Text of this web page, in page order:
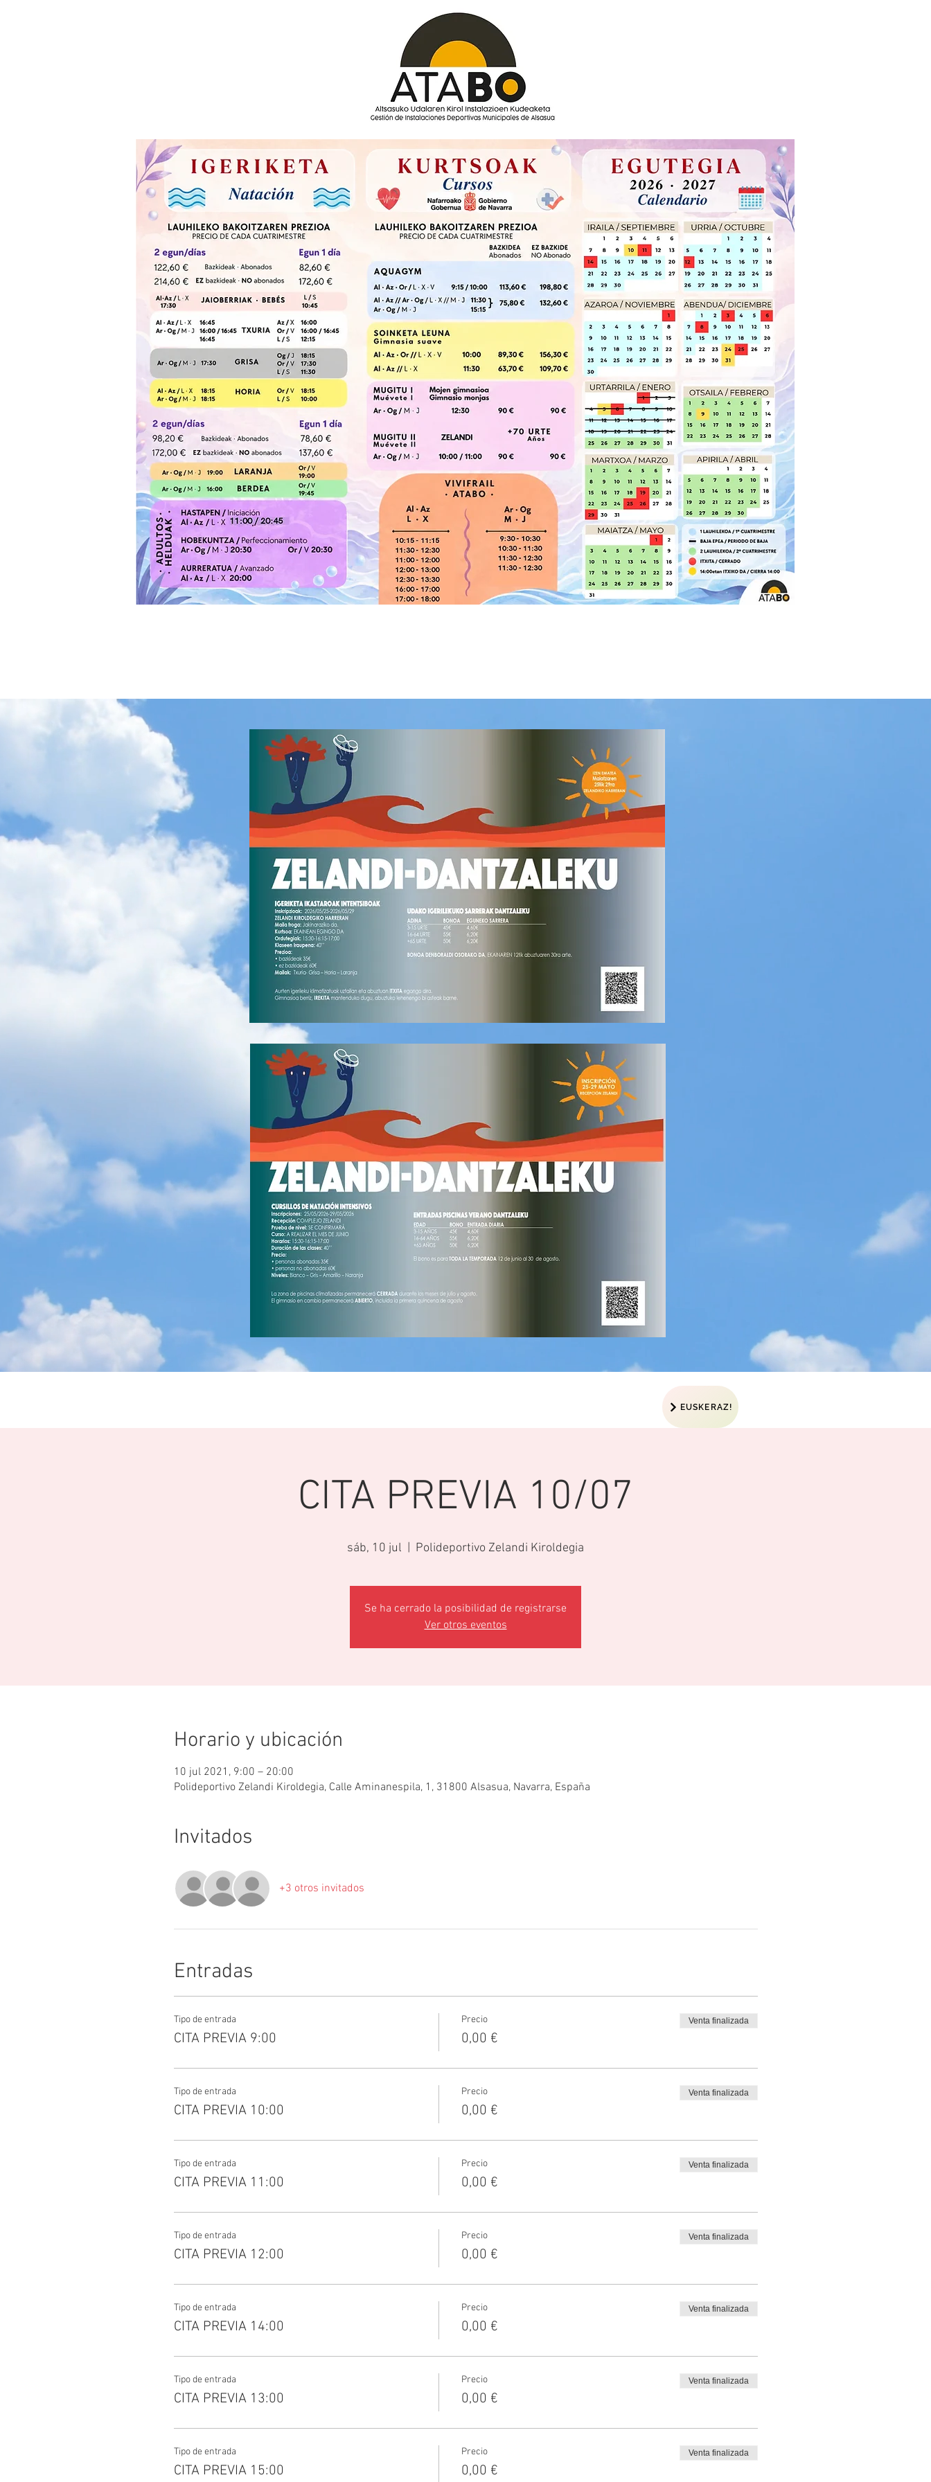
EUSKERAZ!
CITA PREVIA 10/07
sáb, 10 jul Polideportivo Zelandi Kiroldegia
Se ha cerrado la posibilidad de registrarse
Ver otros eventos
Horario y ubicación
10 jul 2021, 9:00 – 20:00
Polideportivo Zelandi Kiroldegia, Calle Aminanespila, 1, 31800 Alsasua, Navarra, España
Invitados
+3 otros invitados
Entradas
Tipo de entrada
CITA PREVIA 9:00
Precio
0,00 €
Venta finalizada
Tipo de entrada
CITA PREVIA 10:00
Precio
0,00 €
Venta finalizada
Tipo de entrada
CITA PREVIA 11:00
Precio
0,00 €
Venta finalizada
Tipo de entrada
CITA PREVIA 12:00
Precio
0,00 €
Venta finalizada
Tipo de entrada
CITA PREVIA 14:00
Precio
0,00 €
Venta finalizada
Tipo de entrada
CITA PREVIA 13:00
Precio
0,00 €
Venta finalizada
Tipo de entrada
CITA PREVIA 15:00
Precio
0,00 €
Venta finalizada